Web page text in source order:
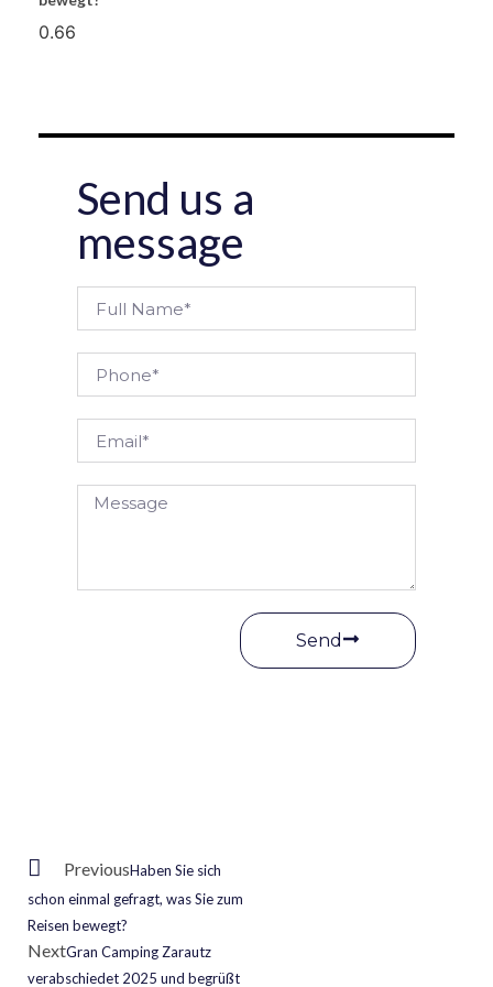
Send us a
message
Send
PreviousHaben Sie sich
schon einmal gefragt, was Sie zum
Reisen bewegt?
NextGran Camping Zarautz
verabschiedet 2025 und begrüßt